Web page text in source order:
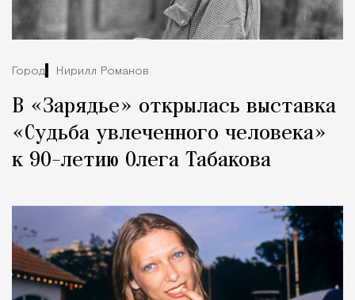
Город Кирилл Романов
В «Зарядье» открылась выставка
«Судьба увлеченного человека»
к 90-летию Олега Табакова